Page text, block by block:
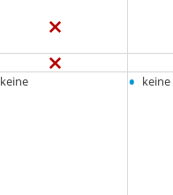
keine • keine